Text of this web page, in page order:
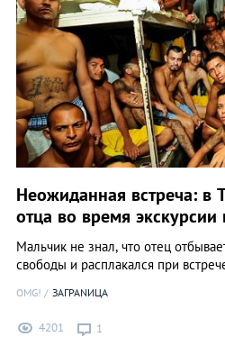
Неожиданная встреча: в
отца во время
Мальчик не знал, что отец
свободы и расплакался при
OMG! ЗАГРАNИЦА
4201 1